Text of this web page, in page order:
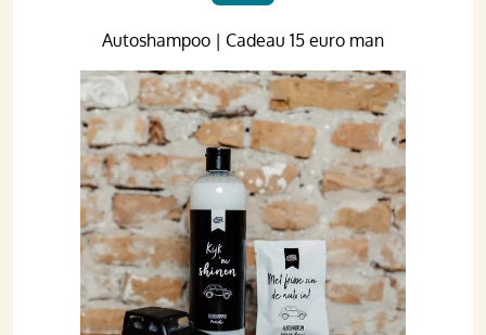
Autoshampoo | Cadeau 15 euro man